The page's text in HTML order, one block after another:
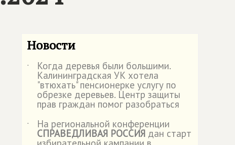
Новости
˙ Когда деревья были большими.
Калининградская УК хотела
"втюхать" пенсионерке услугу по
обрезке деревьев. Центр защиты
прав граждан помог разобраться
˙
На региональной конференции
СПРАВЕДЛИВАЯ РОССИЯ дан старт